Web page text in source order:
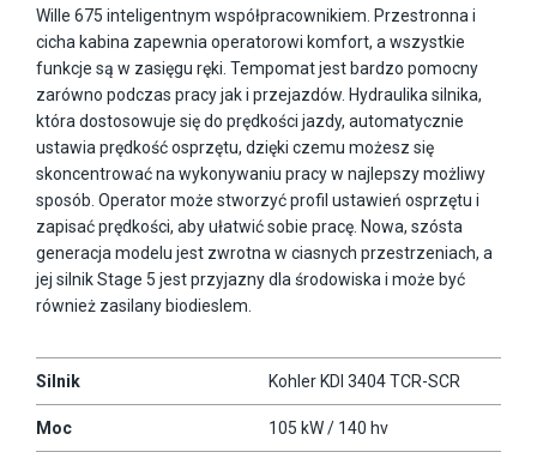
Wille 675 inteligentnym współpracownikiem. Przestronna i
cicha kabina zapewnia operatorowi komfort, a wszystkie
funkcje są w zasięgu ręki. Tempomat jest bardzo pomocny
zarówno podczas pracy jak i przejazdów. Hydraulika silnika,
która dostosowuje się do prędkości jazdy, automatycznie
ustawia prędkość osprzętu, dzięki czemu możesz się
skoncentrować na wykonywaniu pracy w najlepszy możliwy
sposób. Operator może stworzyć profil ustawień osprzętu i
zapisać prędkości, aby ułatwić sobie pracę. Nowa, szósta
generacja modelu jest zwrotna w ciasnych przestrzeniach, a
jej silnik Stage 5 jest przyjazny dla środowiska i może być
również zasilany biodieslem.
Silnik Kohler KDI 3404 TCR-SCR
Moc 105 kW / 140 hv